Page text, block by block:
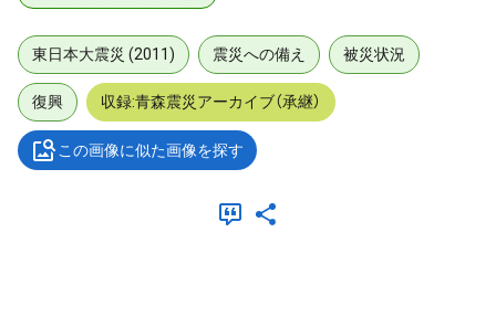
東日本大震災 (2011) 震災への備え 被災状況
復興 収録:青森震災アーカイブ（承継）
この画像に似た画像を探す